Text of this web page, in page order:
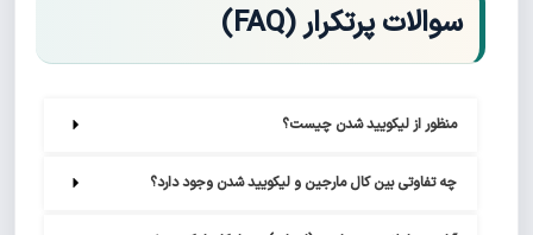
سوالات پرتکرار (FAQ)
منظور از لیکویید شدن چیست؟
چه تفاوتی بین کال مارجین و لیکویید شدن وجود دارد؟